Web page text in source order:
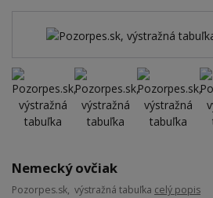
Nemecký ovčiak
Pozorpes.sk, výstražná tabuľka celý popis